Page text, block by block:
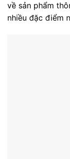
về sản phẩm
nhiều đặc điểm